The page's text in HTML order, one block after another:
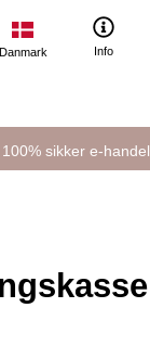
Danmark Info
100% sikker e-handel